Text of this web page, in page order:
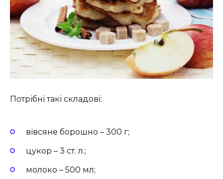
Потрібні такі складові:
вівсяне борошно – 300 г;
цукор – 3 ст. л.;
молоко – 500 мл;